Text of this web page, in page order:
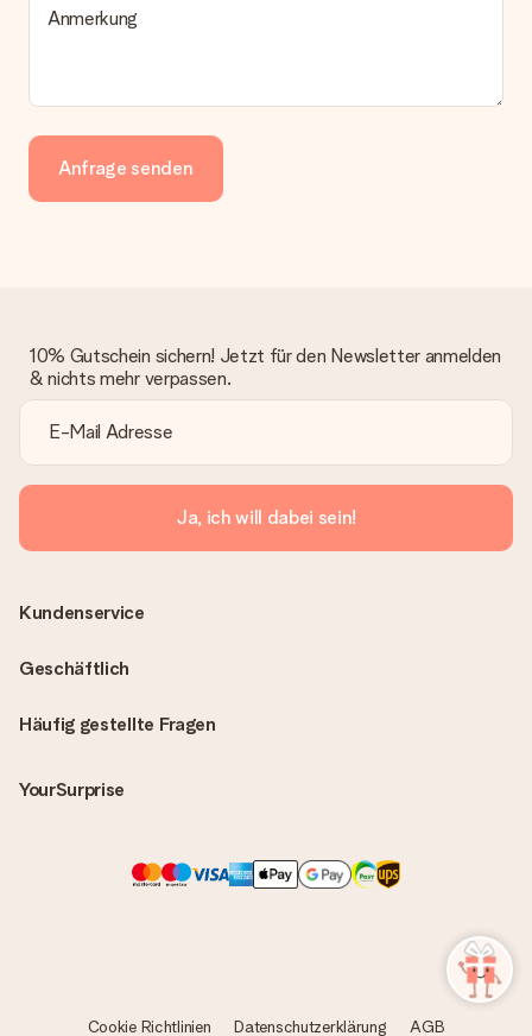
Anmerkung
Anfrage senden
10% Gutschein sichern! Jetzt für den Newsletter anmelden
& nichts mehr verpassen.
Ja, ich will dabei sein!
Häufig gestellte Fragen
YourSurprise
Kundenservice
Geschäftlich
Cookie Richtlinien Datenschutzerklärung AGB